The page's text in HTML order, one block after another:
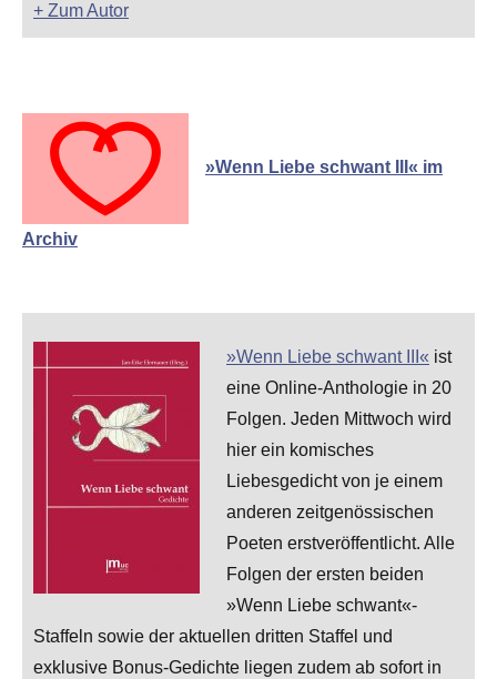
+ Zum Autor
»Wenn Liebe schwant III« im
Archiv
»Wenn Liebe schwant III« ist
eine Online-Anthologie in 20
Folgen. Jeden Mittwoch wird
hier ein komisches
Liebesgedicht von je einem
anderen zeitgenössischen
Poeten erstveröffentlicht. Alle
Folgen der ersten beiden
»Wenn Liebe schwant«-
Staffeln sowie der aktuellen dritten Staffel und
exklusive Bonus-Gedichte liegen zudem ab sofort in